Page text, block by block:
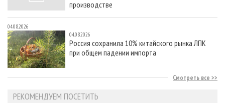
производстве
04.08.2026
04.08.2026
Россия сохранила 10% китайского рынка ЛПК
при общем падении импорта
Смотреть все
РЕКОМЕНДУЕМ ПОСЕТИТЬ